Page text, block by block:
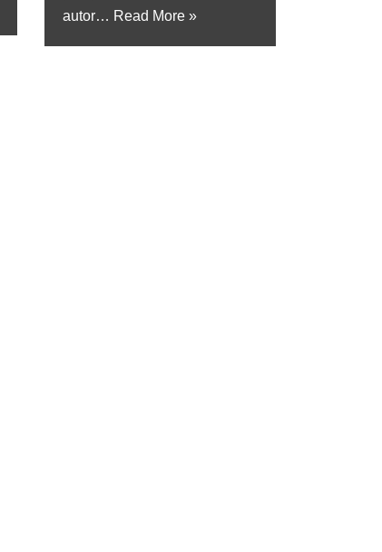
autor… Read More »